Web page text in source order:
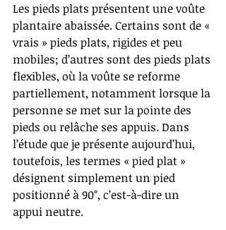
Les pieds plats présentent une voûte
plantaire abaissée. Certains sont de «
vrais » pieds plats, rigides et peu
mobiles; d’autres sont des pieds plats
flexibles, où la voûte se reforme
partiellement, notamment lorsque la
personne se met sur la pointe des
pieds ou relâche ses appuis. Dans
l’étude que je présente aujourd’hui,
toutefois, les termes « pied plat »
désignent simplement un pied
positionné à 90°, c’est-à-dire un
appui neutre.